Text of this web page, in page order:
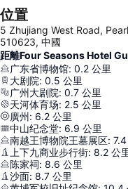
位置
5 Zhujiang West Road,
510623, 中國
距離Four Seasons Hotel
广东省博物馆: 0.2 公里
大剧院: 0.5 公里
广州大剧院: 0.7 公里
天河体育场: 2.5 公里
廣州: 6.2 公里
中山纪念堂: 6.9 公里
南越王博物院王墓展区: 7.4
上下九商业步行街: 8.2 公
陈家祠: 8.6 公里
沙面: 8.7 公里